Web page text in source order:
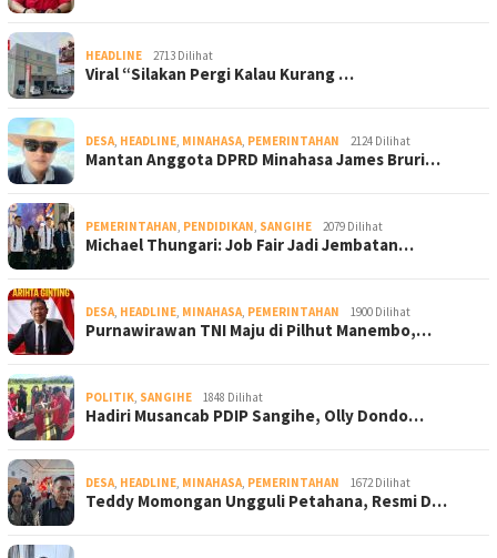
HEADLINE 2713 Dilihat
Viral “Silakan Pergi Kalau Kurang …
DESA HEADLINE MINAHASA PEMERINTAHAN 2124 Dilihat
Mantan Anggota DPRD Minahasa James Bruri…
PEMERINTAHAN PENDIDIKAN SANGIHE 2079 Dilihat
Michael Thungari: Job Fair Jadi Jembatan…
DESA HEADLINE MINAHASA PEMERINTAHAN 1900 Dilihat
Purnawirawan TNI Maju di Pilhut Manembo,…
POLITIK SANGIHE 1848 Dilihat
Hadiri Musancab PDIP Sangihe, Olly Dondo…
DESA HEADLINE MINAHASA PEMERINTAHAN 1672 Dilihat
Teddy Momongan Ungguli Petahana, Resmi D…